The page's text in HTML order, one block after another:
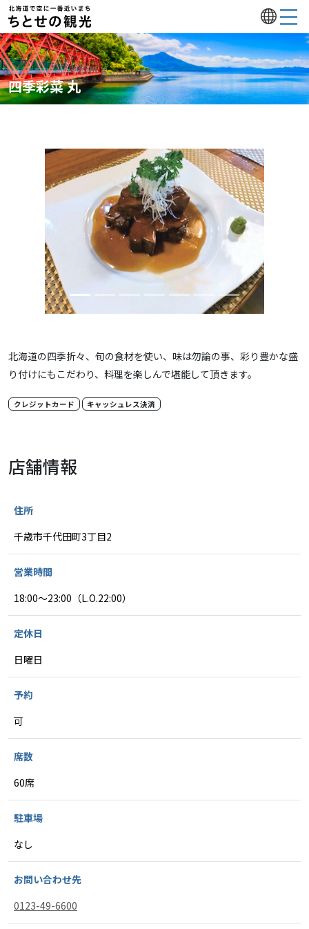
四季彩菜 丸
北海道の四季折々、旬の食材を使い、味は勿論の事、彩り豊かな盛
り付けにもこだわり、料理を楽しんで堪能して頂きます。
クレジットカード キャッシュレス決済
店舗情報
住所
千歳市千代田町3丁目2
営業時間
18:00～23:00（L.O.22:00）
定休日
日曜日
予約
可
席数
60席
駐車場
なし
お問い合わせ先
0123-49-6600